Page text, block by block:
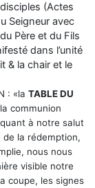
(Actes
Seigneur avec
Père et du Fils
dans l’unité
& la chair et le
: «la TABLE DU
communion
à notre salut
de la rédemption,
nous nous
visible notre
coupe, les signes